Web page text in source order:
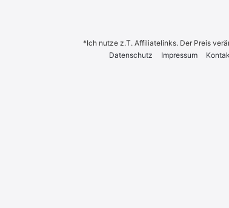
*Ich nutze z.T. Affiliatelinks. Der Preis
Daten­schutz
Impres­sum